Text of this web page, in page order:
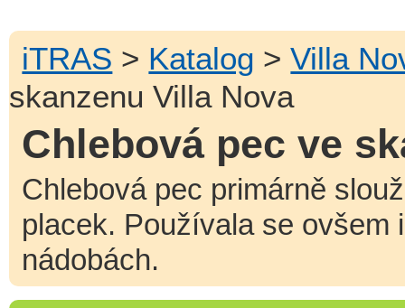
iTRAS > Katalog >Villa
skanzenu Villa Nova
Chlebová pec ve
Chlebová pec primárně
placek. Používala se
nádobách.